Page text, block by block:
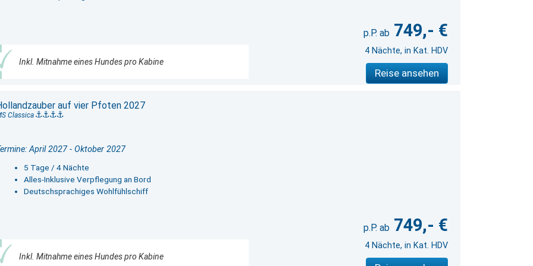
Inkl. Mitnahme eines Hundes pro Kabine
749,- €
4 Nächte, in Kat. HDV
Reise ansehen
auf vier Pfoten 2027
Classica
April 2027 - Oktober 2027
5 Tage / 4 Nächte
Alles-Inklusive Verpflegung an Bord
Deutschsprachiges Wohlfühlschiff
Inkl. Mitnahme eines Hundes pro Kabine
749,- €
4 Nächte, in Kat. HDV